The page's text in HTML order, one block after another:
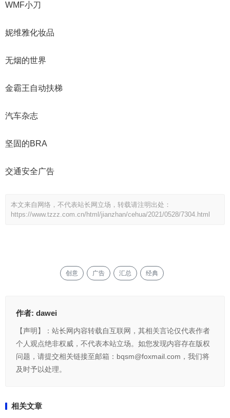
WMF小刀
妮维雅化妆品
无烟的世界
金霸王自动扶梯
汽车杂志
坚固的BRA
交通安全广告
本文来自网络，不代表站长网立场，转载请注明出处：
https://www.tzzz.com.cn/html/jianzhan/cehua/2021/0528/7304.html
创意 广告 汇总 经典
作者: dawei
【声明】：站长网内容转载自互联网，其相关言论仅代表作者
个人观点绝非权威，不代表本站立场。如您发现内容存在版权
问题，请提交相关链接至邮箱：bqsm@foxmail.com，我们将
及时予以处理。
相关文章